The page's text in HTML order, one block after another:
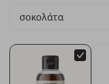
σοκολάτα